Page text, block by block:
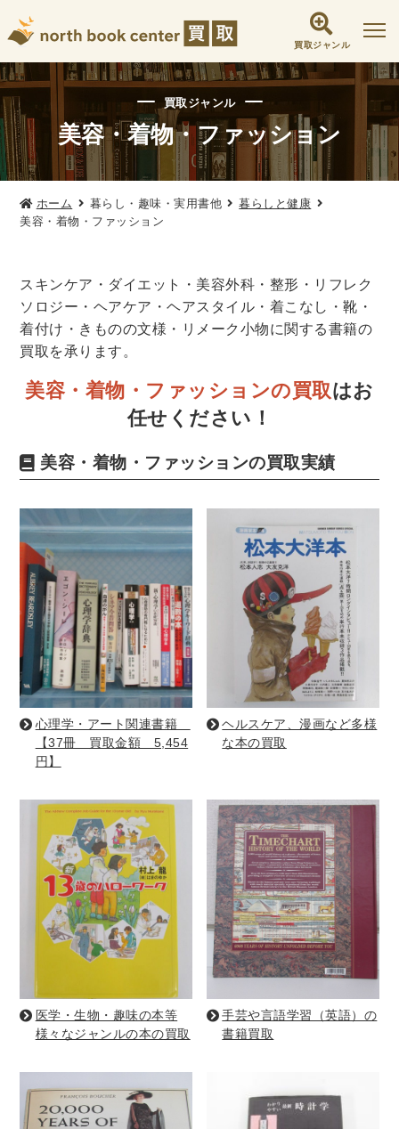
買取ジャンル
社会学書・人文書籍関係
哲学書・心理学・思想書
他哲学書 倫理学・道徳 宗教書
心理学
文化人類学・民俗学
東洋哲学
東洋思想
現象学
西洋哲学 言語学 論理学
女性学 政治 法律学
環境・エコロジー
社会学
福祉 ・NGO・NPO
軍事・外交・国際関係
世界史 他歴史地理学
地図・地理・地域研究
考古学書
経済書・経営書・ビジネス書
マネジメント・人材管理・リーダーシップ
経営学
経済学・経済事情
経理・アカウンティング
金融・ファイナンス・投資
アート・建築・デザイン・音楽
書道
インテリアデザイン・建築デザイン
他建築・芸術
住宅建築
写真 ・絵画 ・美術
建築家・建設・建築構造
彫刻・工芸
日本の伝統文化
東洋の建築
楽譜・スコア・音楽書
理工書関係
科学書・工学書・コンピュータ書籍
宇宙学・天文学 工学書 数学書
海洋学
物理学
生物・バイオテクノロジー
科学書
農学
金属・鉱学
電気・通信
IT・テクノロジー・コンピュータ
エネルギー
他理工書
化学 地球科学・エコロジー
医学書・東洋医学書
歯学書・歯科衛生士
精神医学書
臨床医学一般
薬学書
針灸・漢方
リハビリテーション医学
買取ジャンル
美容・着物・ファッション
ホーム 暮らし・趣味・実用書他
暮らしと健康
美容・着物・ファッション
スキンケア・ダイエット・美容外科・整形・リフレク
ソロジー・ヘアケア・ヘアスタイル・着こなし・靴・
着付け・きものの文様・リメーク小物に関する書籍の
買取を承ります。
美容・着物・ファッションの買取はお
任せください！
美容・着物・ファッションの買取実績
心理学・アート関連書籍
【37冊 買取金額 5,454
円】
ヘルスケア、漫画など多様
な本の買取
医学・生物・趣味の本等
様々なジャンルの本の買取
手芸や言語学習（英語）の
書籍買取